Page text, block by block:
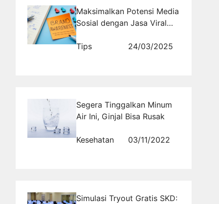
Maksimalkan Potensi Media
Sosial dengan Jasa Viral
Tips
24/03/2025
Segera Tinggalkan Minum
Air Ini, Ginjal Bisa Rusak
Kesehatan 03/11/2022
Simulasi Tryout Gratis SKD: